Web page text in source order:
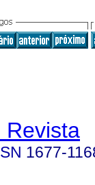
Revista
1677-